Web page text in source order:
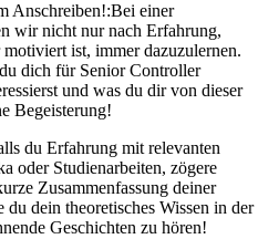
Anschreiben!:Bei einer
wir nicht nur nach Erfahrung,
ist, immer dazuzulernen.
dich für Senior Controller
und was du dir von dieser
Begeisterung!
du Erfahrung mit relevanten
oder Studienarbeiten, zögere
Zusammenfassung deiner
dein theoretisches Wissen in der
Geschichten zu hören!